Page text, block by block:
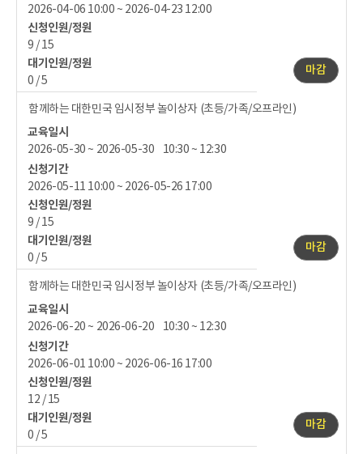
2026-04-06 10:00 ~ 2026-04-23 12:00
신청인원/정원
9 / 15
대기인원/정원
0 / 5
마감
함께하는 대한민국 임시정부 놀이상자 (초등/가족/오프라인)
교육일시
2026-05-30 ~ 2026-05-30 10:30 ~ 12:30
신청기간
2026-05-11 10:00 ~ 2026-05-26 17:00
신청인원/정원
9 / 15
대기인원/정원
0 / 5
마감
함께하는 대한민국 임시정부 놀이상자 (초등/가족/오프라인)
교육일시
2026-06-20 ~ 2026-06-20 10:30 ~ 12:30
신청기간
2026-06-01 10:00 ~ 2026-06-16 17:00
신청인원/정원
12 / 15
대기인원/정원
0 / 5
마감